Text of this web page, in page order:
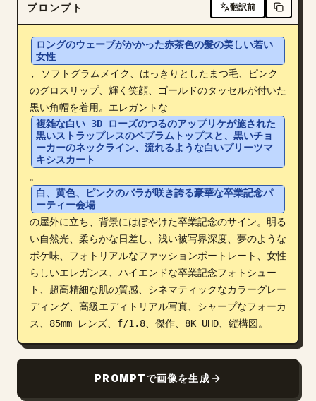
ダウンロード
ブログ
更新情報
プロンプト 翻訳前
ロングのウェーブがかかった赤茶色の髪の美しい若い
女性
, ソフトグラムメイク、はっきりとしたまつ毛、ピンク
のグロスリップ、輝く笑顔、ゴールドのタッセルが付いた
黒い角帽を着用。エレガントな
複雑な白い 3D ローズのつるのアップリケが施された
黒いストラップレスのペプラムトップスと、黒いチョ
ーカーのネックライン、流れるような白いプリーツマ
キシスカート
。
白、黄色、ピンクのバラが咲き誇る豪華な卒業記念パ
ーティー会場
の屋外に立ち、背景にはぼやけた卒業記念のサイン。明る
い自然光、柔らかな日差し、浅い被写界深度、夢のような
ボケ味、フォトリアルなファッションポートレート、女性
らしいエレガンス、ハイエンドな卒業記念フォトシュー
ト、超高精細な肌の質感、シネマティックなカラーグレー
ディング、高級エディトリアル写真、シャープなフォーカ
ス、85mm レンズ、f/1.8、傑作、8K UHD、縦構図。
PROMPTで画像を生成